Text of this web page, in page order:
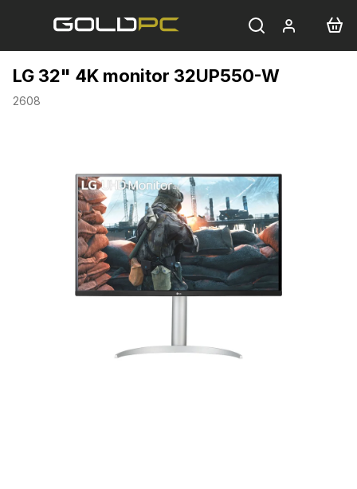
LG 32" 4K monitor 32UP550-W
2608